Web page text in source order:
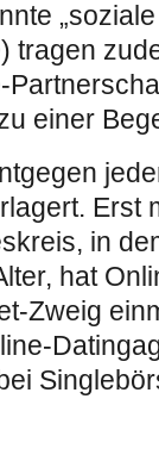
tragen
einer
Erst
in
hat
Zweig